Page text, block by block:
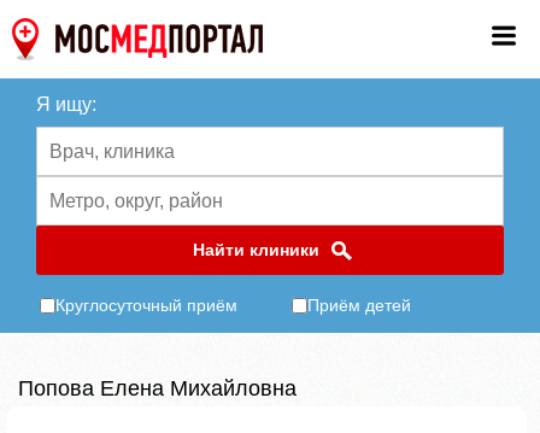
Я ищу:
Найти клиники
Круглосуточный приём Приём детей
Попова Елена Михайловна